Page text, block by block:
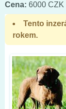
Cena: 6000 CZK
Tento
rokem.